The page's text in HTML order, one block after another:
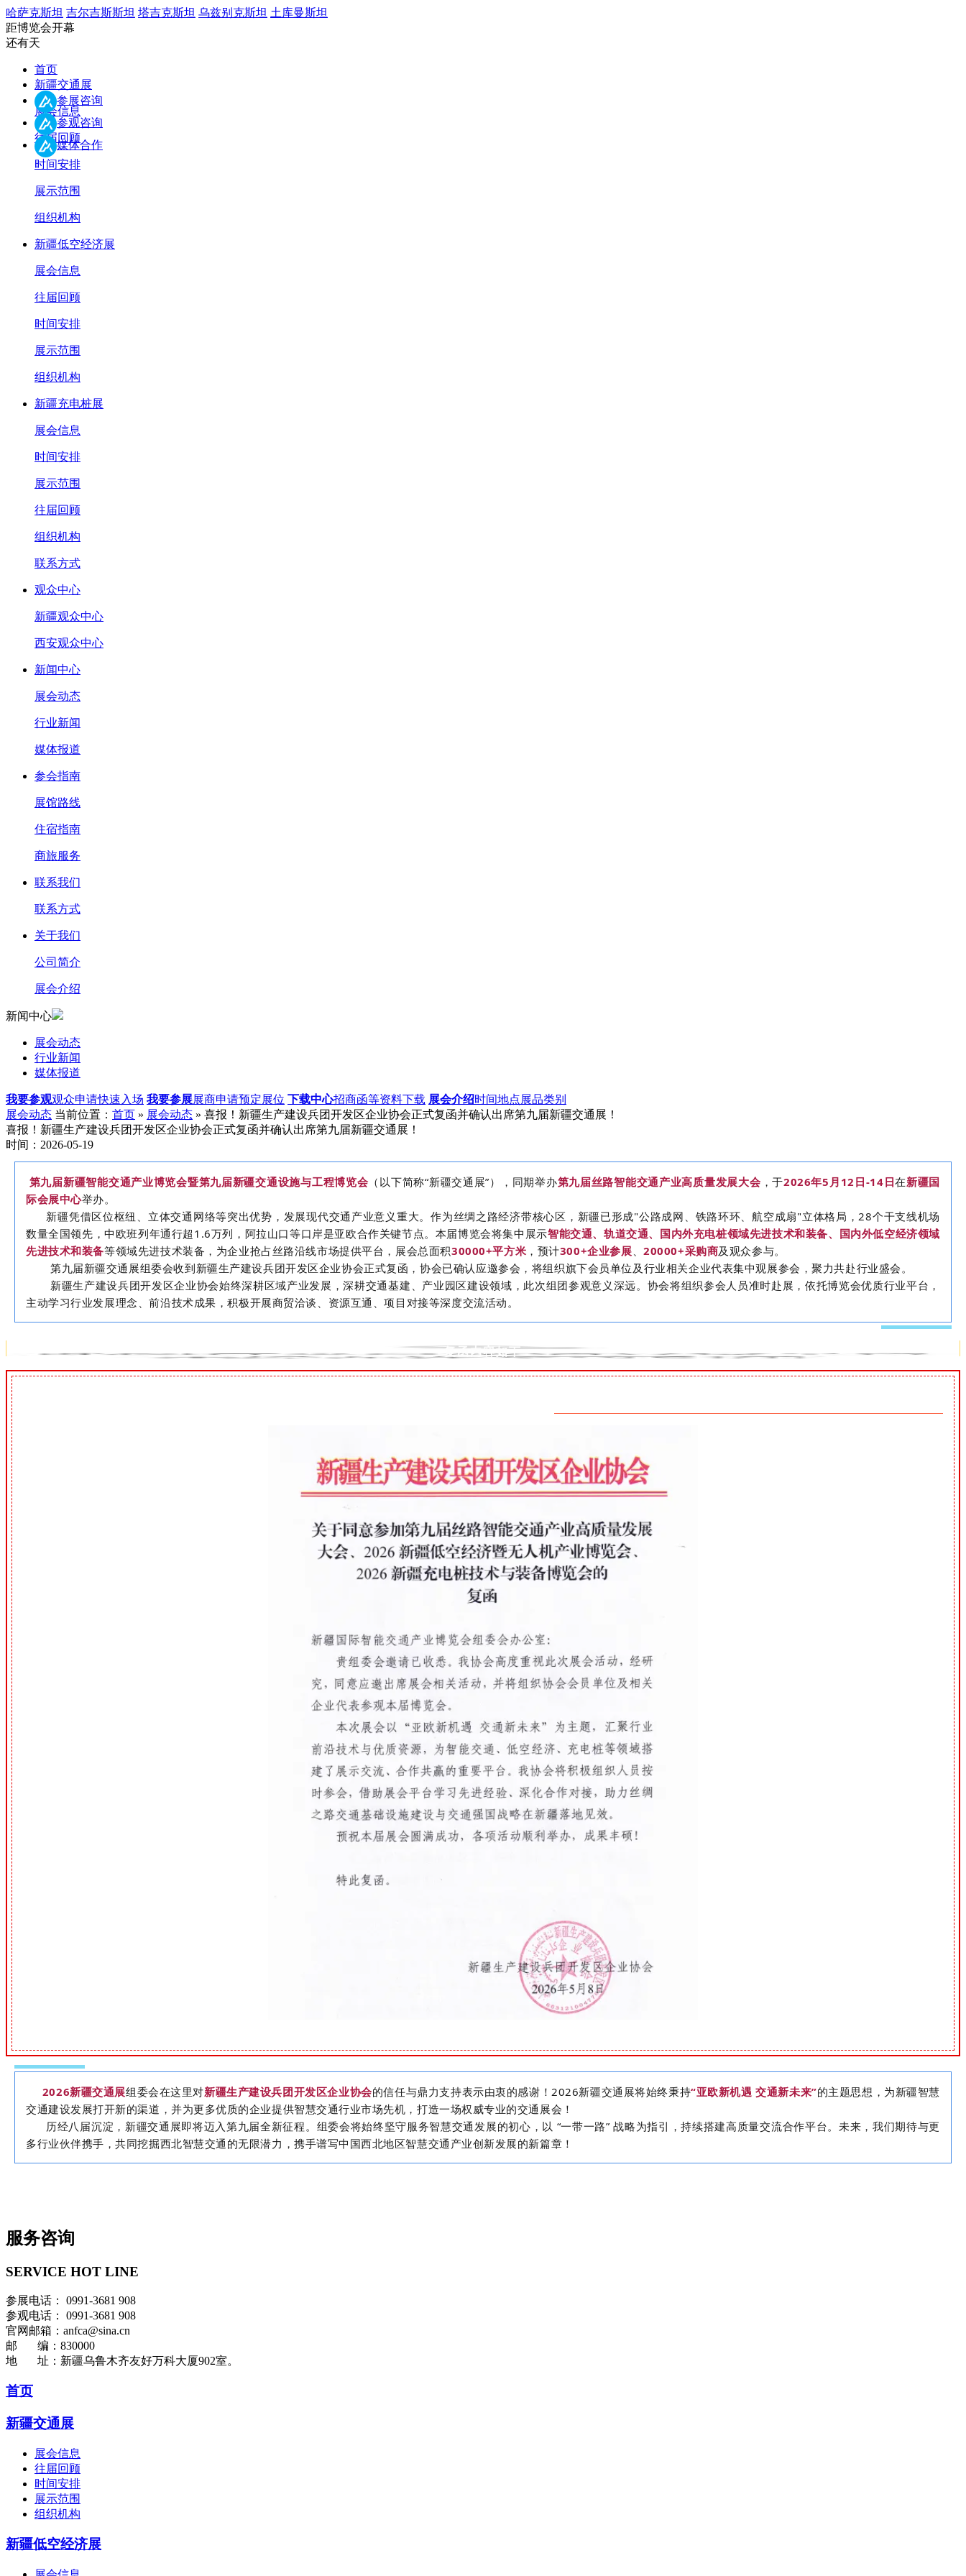
哈萨克斯坦 吉尔吉斯斯坦 塔吉克斯坦 乌兹别克斯坦 土库曼斯坦
距博览会开幕
还有天
首页
新疆交通展
展会信息
往届回顾
时间安排
展示范围
组织机构
新疆低空经济展
展会信息
往届回顾
时间安排
展示范围
组织机构
新疆充电桩展
展会信息
时间安排
展示范围
往届回顾
组织机构
联系方式
观众中心
新疆观众中心
西安观众中心
新闻中心
展会动态
行业新闻
媒体报道
参会指南
展馆路线
住宿指南
商旅服务
联系我们
联系方式
关于我们
公司简介
展会介绍
新闻中心
展会动态
行业新闻
媒体报道
我要参观观众申请快速入场 我要参展展商申请预定展位 下载中心招商函等资料下载 展会介绍时间地点展品类别
展会动态 当前位置： 首页 » 展会动态 » 喜报！新疆生产建设兵团开发区企业协会正式复函并确认出席第九届新疆交通展！
喜报！新疆生产建设兵团开发区企业协会正式复函并确认出席第九届新疆交通展！
时间：2026-05-19
第九届新疆智能交通产业博览会暨第九届新疆交通设施与工程博览会 （以下简称“新疆交通展”），同期举办第九届丝路智能交通产业高质量发展大会 ，于2026年5月12日-14日在新疆国
际会展中心举办。
新疆凭借区位枢纽、立体交通网络等突出优势，发展现代交通产业意义重大。作为丝绸之路经济带核心区，新疆已形成"公路成网、铁路环环、航空成扇"立体格局，28个干支线机场
数量全国领先，中欧班列年通行超1.6万列，阿拉山口等口岸是亚欧合作关键节点。本届博览会将集中展示智能交通、轨道交通、 国内外充电桩领域先进技术和装备、 国内外低空经济领域
先进技术和装备等领域先进技术装备，为企业抢占丝路沿线市场提供平台，展会总面积30000+平方米 ，预计300+企业参展、20000+采购商及观众参与。
第九届新疆交通展组委会收到新疆生产建设兵团开发区企业协会正式复函，协会已确认应邀参会，将组织旗下会员单位及行业相关企业代表集中观展参会，聚力共赴行业盛会。
新疆生产建设兵团开发区企业协会始终深耕区域产业发展，深耕交通基建、产业园区建设领域，此次组团参观意义深远。协会将组织参会人员准时赴展，依托博览会优质行业平台，
主动学习行业发展理念、前沿技术成果，积极开展商贸洽谈、资源互通、项目对接等深度交流活动。
复函内容如下
2026新疆交通展组委会在这里对新疆生产建设兵团开发区企业协会的信任与鼎力支持表示由衷的感谢！2026新疆交通展将始终秉持“亚欧新机遇 交通新未来”的主题思想，为新疆智慧
交通建设发展打开新的渠道，并为更多优质的企业提供智慧交通行业市场先机，打造一场权威专业的交通展会！
历经八届沉淀，新疆交通展即将迈入第九届全新征程。组委会将始终坚守服务智慧交通发展的初心，以 “一带一路” 战略为指引，持续搭建高质量交流合作平台。未来，我们期待与更
多行业伙伴携手，共同挖掘西北智慧交通的无限潜力，携手谱写中国西北地区智慧交通产业创新发展的新篇章！
服务咨询
SERVICE HOT LINE
参展电话： 0991-3681 908
参观电话： 0991-3681 908
官网邮箱：anfca@sina.cn
邮 编：830000
地 址：新疆乌鲁木齐友好万科大厦902室。
首页
新疆交通展
展会信息
往届回顾
时间安排
展示范围
组织机构
新疆低空经济展
参展咨询
参观咨询
媒体合作